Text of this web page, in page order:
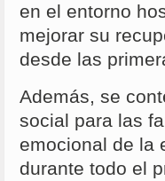
en el entorno
mejorar su
desde las
Además, se
social para las
emocional de la
durante todo el